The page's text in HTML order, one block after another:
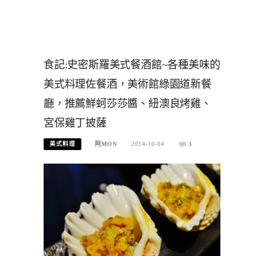
食記:史密斯羅美式餐酒館~各種美味的
美式料理佐餐酒，美術館綠園道新餐
廳，推薦鮮蚵莎莎醬、紐澳良烤雞、
宮保雞丁披薩
美式料理 阿MON 2014-10-04 3